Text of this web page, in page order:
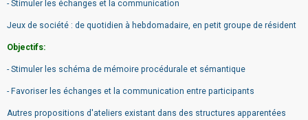
- Stimuler les échanges et la communication
Jeux de société : de quotidien à hebdomadaire, en petit groupe de résident
Objectifs:
- Stimuler les schéma de mémoire procédurale et sémantique
- Favoriser les échanges et la communication entre participants
Autres propositions d'ateliers existant dans des structures apparentées